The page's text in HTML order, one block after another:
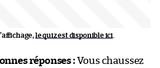
le quiz est disponible ici
réponses :Vous chaussez